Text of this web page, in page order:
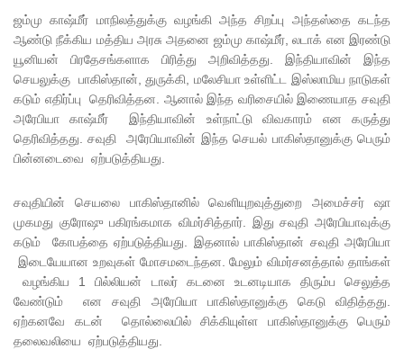
சிறைச்சா
சுற்றி
பலத்த
பாதுகாப்பு!
குகன்
காணாமற்
போன
வழக்கு
கோட்டாப
ஜம்மு காஷ்மீர் மாநிலத்துக்கு வழங்கி அந்த சிறப்பு அந்தஸ்தை கடந்த
ஆண்டு நீக்கிய மத்திய அரசு அதனை ஜம்மு காஷ்மீர், லடாக் என இரண்டு
யூனியன் பிரதேசங்களாக பிரித்து அறிவித்தது. இந்தியாவின் இந்த
செயலுக்கு பாகிஸ்தான், துருக்கி, மலேசியா உள்ளிட்ட இஸ்லாமிய நாடுகள்
கடும் எதிர்ப்பு தெரிவித்தன. ஆனால் இந்த வரிசையில் இணையாத சவுதி
அரேபியா காஷ்மீர் இந்தியாவின் உள்நாட்டு விவகாரம் என கருத்து
தெரிவித்தது. சவுதி அரேபியாவின் இந்த செயல் பாகிஸ்தானுக்கு பெரும்
பின்னடைவை ஏற்படுத்தியது.
சவுதியின் செயலை பாகிஸ்தானில் வெளியுறவுத்துறை அமைச்சர் ஷா
முகமது குரோஷு பகிரங்கமாக விமர்சித்தார். இது சவுதி அரேபியாவுக்கு
கடும் கோபத்தை ஏற்படுத்தியது. இதனால் பாகிஸ்தான் சவுதி அரேபியா
இடையேயான உறவுகள் மோசமடைந்தன. மேலும் விமர்சனத்தால் தாங்கள்
வழங்கிய 1 பில்லியன் டாலர் கடனை உடனடியாக திரும்ப செலுத்த
வேண்டும் என சவுதி அரேபியா பாகிஸ்தானுக்கு கெடு விதித்தது.
ஏற்கனவே கடன் தொல்லையில் சிக்கியுள்ள பாகிஸ்தானுக்கு பெரும்
தலைவலியை ஏற்படுத்தியது.